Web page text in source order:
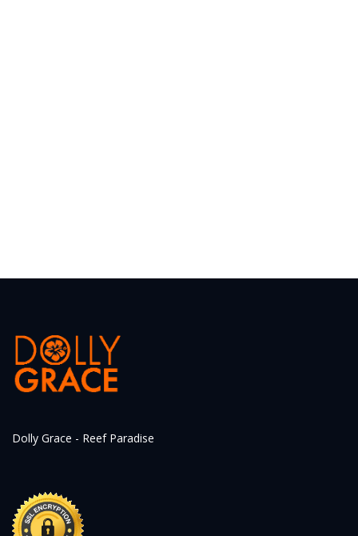
Dolly Grace - Reef Paradise